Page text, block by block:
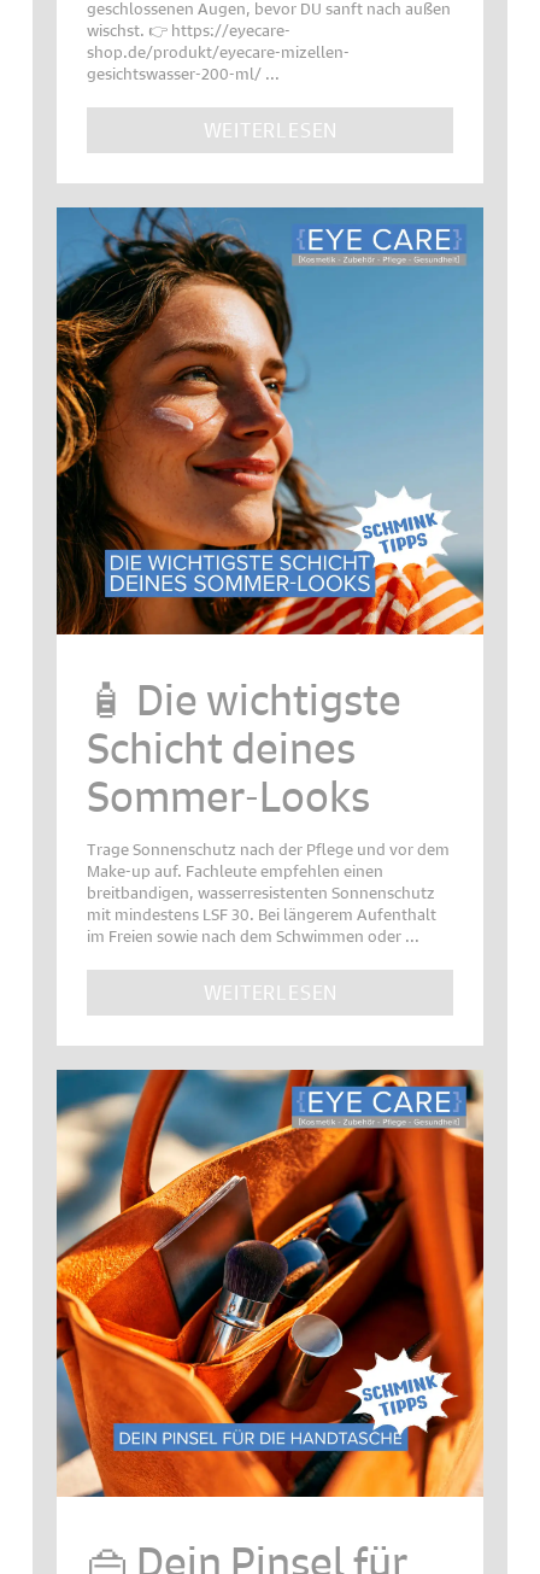
geschlossenen Augen, bevor DU sanft nach außen
wischst. 👉 https://eyecare-
shop.de/produkt/eyecare-mizellen-
gesichtswasser-200-ml/ ...
WEITERLESEN
🧴 Die wichtigste
Schicht deines
Sommer-Looks
Trage Sonnenschutz nach der Pflege und vor dem
Make-up auf. Fachleute empfehlen einen
breitbandigen, wasserresistenten Sonnenschutz
mit mindestens LSF 30. Bei längerem Aufenthalt
im Freien sowie nach dem Schwimmen oder ...
WEITERLESEN
👜 Dein Pinsel für